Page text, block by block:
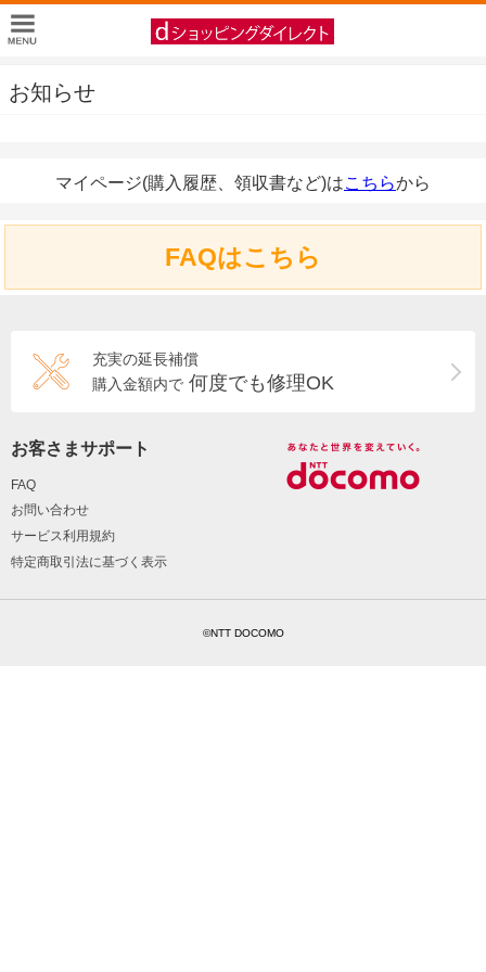
お知らせ
マイページ(購入履歴、領収書など)はこちらから
FAQはこちら
充実の延長補償
購入金額内で 何度でも修理OK
お客さまサポート
FAQ
お問い合わせ
サービス利用規約
特定商取引法に基づく表示
©NTT DOCOMO